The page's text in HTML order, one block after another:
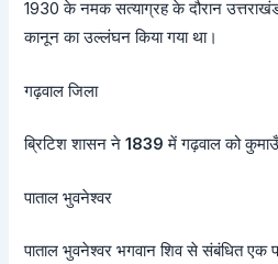
1930 के नमक सत्याग्रह के दौरान
कानून का उल्लंघन किया गया था।
गढ़वाल जिला
ब्रिटिश शासन ने1839 में गढ़वाल को
पाताल भुवनेश्वर
पाताल भुवनेश्वर भगवान शिव से संबंधित एक